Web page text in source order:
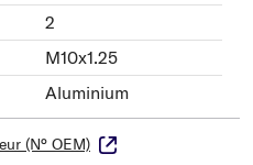
2
M10x1.25
Aluminium
(N° OEM)